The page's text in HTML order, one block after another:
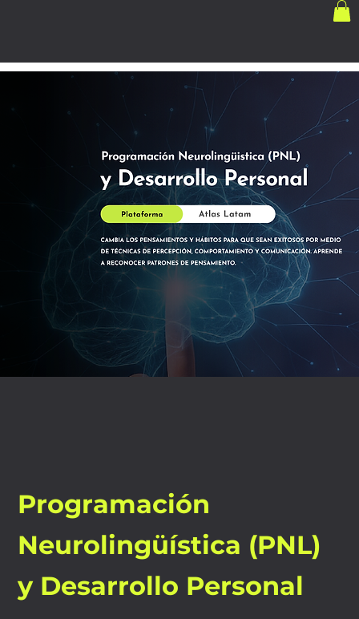
Programación
Neurolingüística (PNL)
y Desarrollo Personal